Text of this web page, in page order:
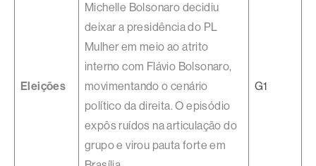
Eleições
Michelle Bolsonaro decidiu
deixar a presidência do PL
Mulher em meio ao atrito
interno com Flávio Bolsonaro,
movimentando o cenário
político da direita. O episódio
expôs ruídos na articulação do
grupo e virou pauta forte em
G1